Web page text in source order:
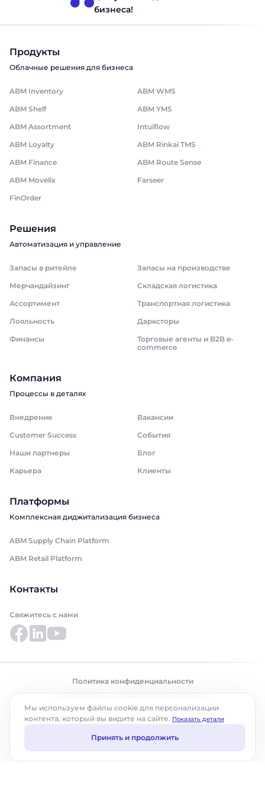
бизнеса!
Продукты
Облачные решения для бизнеса
ABM Inventory
ABM WMS
ABM Shelf
ABM YMS
ABM Assortment
Intuiflow
ABM Loyalty
ABM Rinkai TMS
ABM Finance
ABM Route Sense
ABM Movelix
Farseer
FinOrder
Решения
Автоматизация и управление
Запасы в ритейле
Запасы на производстве
Мерчандайзинг
Складская логистика
Ассортимент
Транспортная логистика
Лояльность
Дарксторы
Финансы
Торговые агенты и B2B e-
commerce
Компания
Процессы в деталях
Внедрение
Вакансии
Customer Success
События
Наши партнеры
Блог
Карьера
Клиенты
Платформы
Комплексная диджитализация бизнеса
ABM Supply Chain Platform
ABM Retail Platform
Контакты
Свяжитесь с нами
Политика конфиденциальности
Мы используем файлы cookie для персонализации
контента, который вы видите на сайте. Показать детали
Принять и продолжить